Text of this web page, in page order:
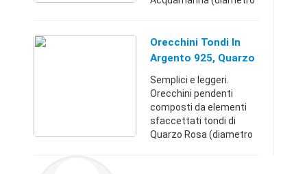
925 con chiusura a
monachella.Milano
Orecchini Tondi In
Argento 925, Quarzo
Rosa E Perle
Semplici e leggeri.
Orecchini pendenti
composti da elementi
sfaccettati tondi di
Quarzo Rosa (diametro